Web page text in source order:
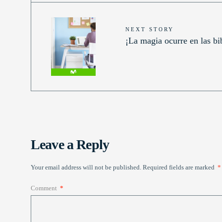
NEXT STORY
¡La magia ocurre en las
Leave a Reply
Your email address will not be published. Required fields are marked *
Comment *